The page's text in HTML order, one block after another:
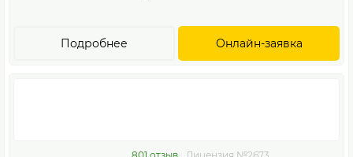
Онлайн-заявка
Подробнее
801 отзыв Лицензия №2673